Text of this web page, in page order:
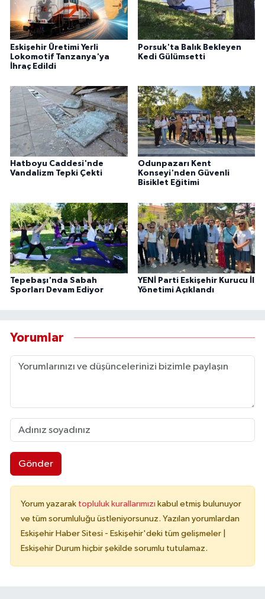
Eskişehir Üretimi Yerli
Lokomotif Tanzanya'ya
İhraç Edildi
Porsuk'ta Balık Bekleyen
Kedi Gülümsetti
Hatboyu Caddesi'nde
Vandalizm Tepki Çekti
Odunpazarı Kent
Konseyi'nden Güvenli
Bisiklet Eğitimi
Tepebaşı'nda Sabah
Sporları Devam Ediyor
YENİ Parti Eskişehir Kurucu İl
Yönetimi Açıklandı
Yorumlar
Gönder
Yorum yazarak topluluk kurallarımızı kabul etmiş bulunuyor
ve tüm sorumluluğu üstleniyorsunuz. Yazılan yorumlardan
Eskişehir Haber Sitesi - Eskişehir'deki tüm gelişmeler |
Eskişehir Durum hiçbir şekilde sorumlu tutulamaz.